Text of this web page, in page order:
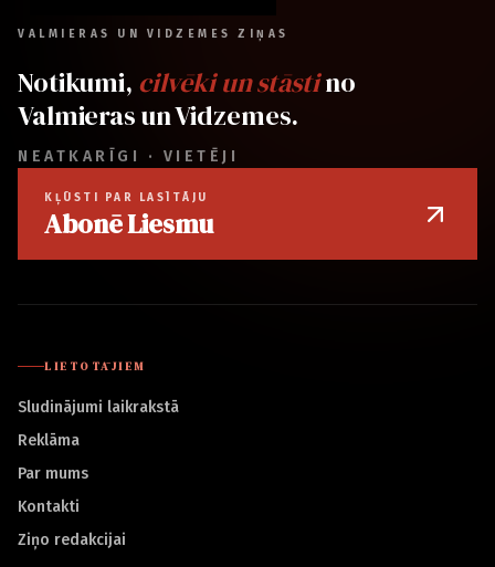
VALMIERAS UN VIDZEMES ZIŅAS
Notikumi, cilvēki un stāstino
Valmieras un Vidzemes.
NEATKARĪGI · VIETĒJI
KĻŪSTI PAR LASĪTĀJU
Abonē Liesmu
LIETOTĀJIEM
Sludinājumi laikrakstā
Reklāma
Par mums
Kontakti
Ziņo redakcijai